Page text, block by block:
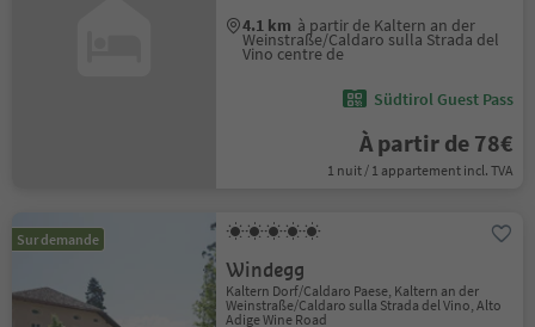
4.1 km à partir de Kaltern an der
Weinstraße/Caldaro sulla Strada del
Vino centre de
Südtirol Guest Pass
À partir de 78€
1 nuit / 1 appartement incl. TVA
Sur demande
Windegg
Kaltern Dorf/Caldaro Paese, Kaltern an der
Weinstraße/Caldaro sulla Strada del Vino, Alto
Adige Wine Road